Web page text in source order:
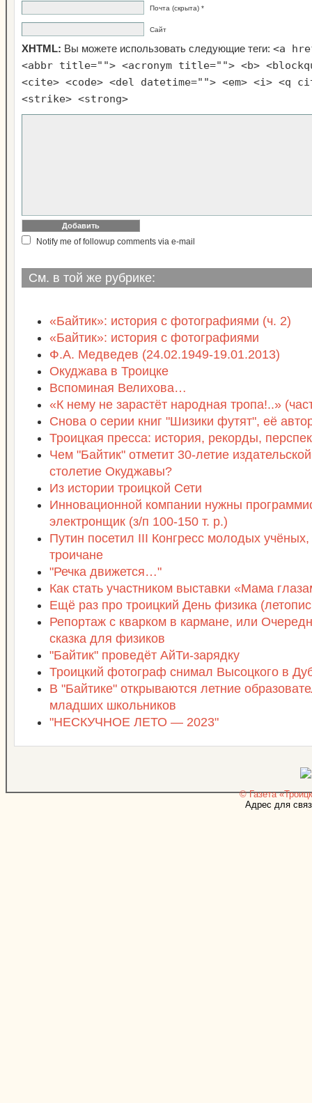
Почта (скрыта) *
Сайт
XHTML: Вы можете использовать следующие теги: <a
<abbr title=""> <acronym title=""> <b>
<cite> <code> <del datetime=""> <em> <i> <q
<strike> <strong>
Notify me of followup comments via e-mail
См. в той же рубрике:
«Байтик»: история с фотографиями (ч. 2)
«Байтик»: история с фотографиями
Ф.А. Медведев (24.02.1949-19.01.2013)
Окуджава в Троицке
Вспоминая Велихова…
«К нему не зарастёт народная тропа!..»
Снова о серии книг "Шизики футят", её
Троицкая пресса: история, рекорды,
Чем "Байтик" отметит 30-летие
столетие Окуджавы?
Из истории троицкой Сети
Инновационной компании нужны
электронщик (з/п 100-150 т. р.)
Путин посетил III Конгресс молодых учёных,
троичане
"Речка движется…"
Как стать участником выставки «Мама
Ещё раз про троицкий День физика
Репортаж с кварком в кармане, или
сказка для физиков
"Байтик" проведёт АйТи-зарядку
Троицкий фотограф снимал Высоцкого в
В "Байтике" открываются летние
младших школьников
"НЕСКУЧНОЕ ЛЕТО — 2023"
© Газета
Адрес для